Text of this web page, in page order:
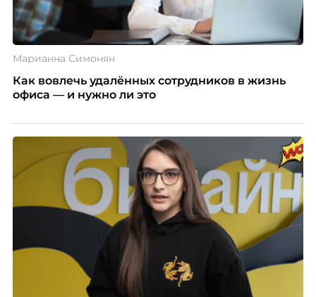
Марианна Симонян
Как вовлечь удалённых сотрудников в жизнь
офиса — и нужно ли это